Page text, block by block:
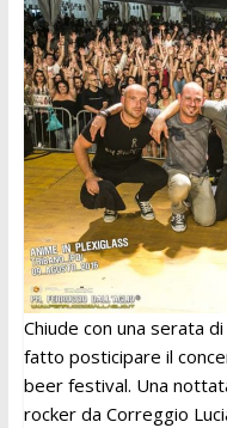
Chiude con una serata
fatto posticipare il
beer festival. Una
rocker da Correggio